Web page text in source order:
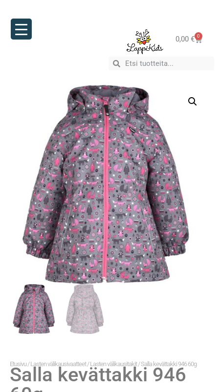
0,00 € 0
Etusivu /Lasten välikausivaatteet/Lasten välikausitakit/ Salla kevättakki 946 60g
Salla kevättakki 946